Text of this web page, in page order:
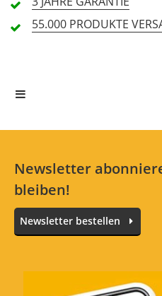
Handling (5,0)
1 Sterne
Alle
Wie erwartet. Top
55.000 PRODUKTE
Newsletter
bleiben!
Newsletter bestellen